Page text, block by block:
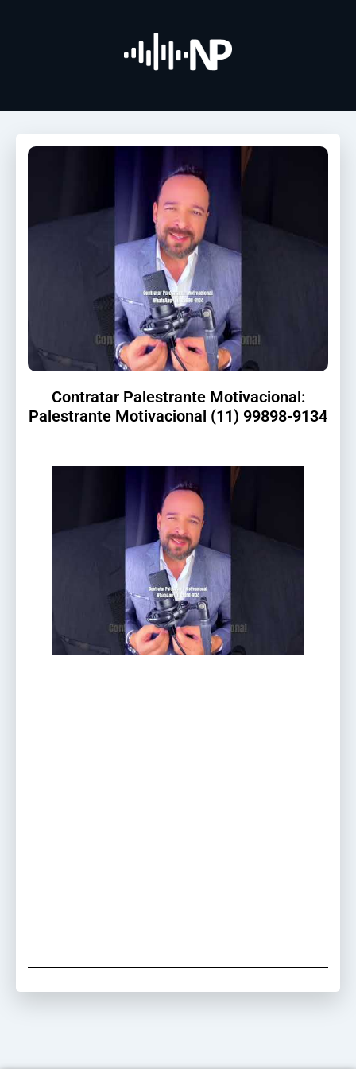
Contratar Palestrante Motivacional:
Palestrante Motivacional (11) 99898-9134